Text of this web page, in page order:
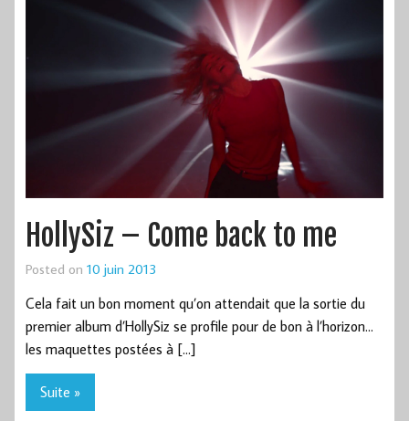
HollySiz – Come back to me
Posted on 10 juin 2013
Cela fait un bon moment qu’on attendait que la sortie du
premier album d’HollySiz se profile pour de bon à l’horizon…
les maquettes postées à […]
Suite »